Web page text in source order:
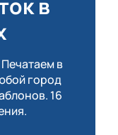
в
в
город
16